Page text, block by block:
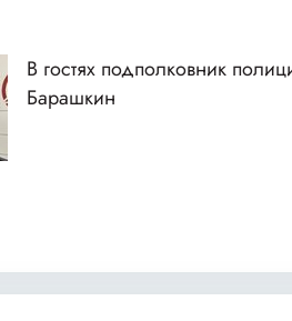
В гостях подполковник
Барашкин